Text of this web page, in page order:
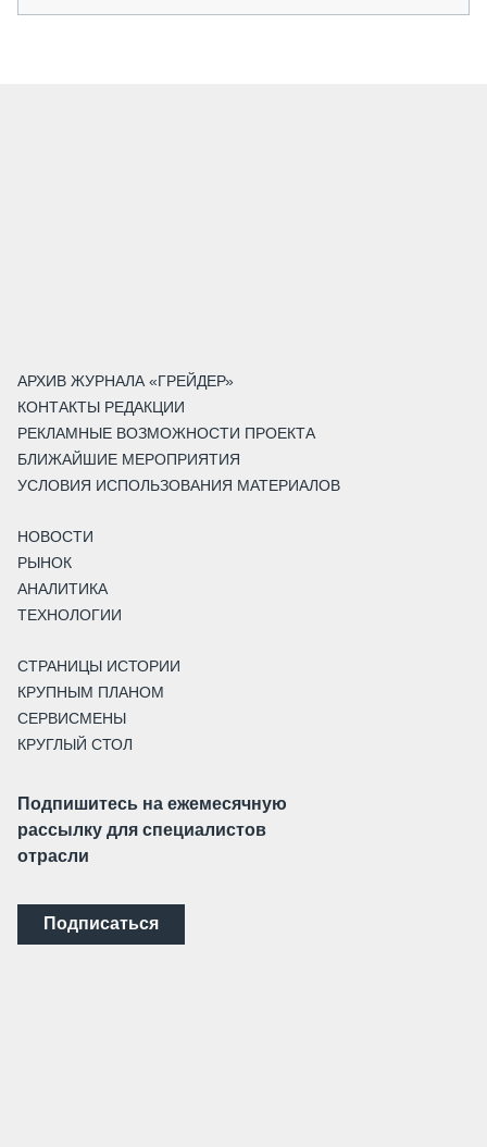
АРХИВ ЖУРНАЛА «ГРЕЙДЕР»
КОНТАКТЫ РЕДАКЦИИ
РЕКЛАМНЫЕ ВОЗМОЖНОСТИ ПРОЕКТА
БЛИЖАЙШИЕ МЕРОПРИЯТИЯ
УСЛОВИЯ ИСПОЛЬЗОВАНИЯ МАТЕРИАЛОВ
НОВОСТИ
РЫНОК
АНАЛИТИКА
ТЕХНОЛОГИИ
СТРАНИЦЫ ИСТОРИИ
КРУПНЫМ ПЛАНОМ
СЕРВИСМЕНЫ
КРУГЛЫЙ СТОЛ
Подпишитесь на ежемесячную
рассылку для специалистов
отрасли
Подписаться